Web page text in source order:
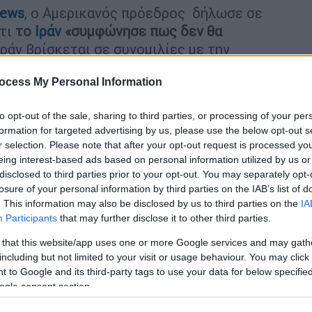
My Personal Information
opt-out of the sale, sharing to third parties, or processing of your
for targeted advertising by us, please use the below opt-out
selection. Please note that after your opt-out request is processed
interest-based ads based on personal information utilized by us
to third parties prior to your opt-out. You may separately
of your personal information by third parties on the IAB’s list of
This information may also be disclosed by us to third parties on the
Participants that may further disclose it to other third parties.
that this website/app uses one or more Google services and may
but not limited to your visit or usage behaviour. You may
to Google and its third-party tags to use your data for below
consent section.
, ο Αμερικανός πρόεδρος δήλωσε σε
το Ιράν «συμφώνησε πως δεν θα
βρίσκεται σε συνομιλίες με την
πρόσθεσε.
προτάσεις» για τον
στη θέση τους; Κάνουμε ό,τι
του, Στιβ Γουίτκοφ και Τζάρεντ